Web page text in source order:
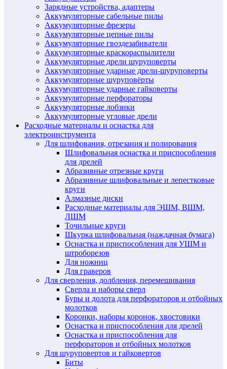
Зарядные устройства, адаптеры
Аккумуляторные сабельные пилы
Аккумуляторные фрезеры
Аккумуляторные цепные пилы
Аккумуляторные гвоздезабиватели
Аккумуляторные краскораспылители
Аккумуляторные дрели шуруповерты
Аккумуляторные ударные дрели-шуруповерты
Аккумуляторные шуруповёрты
Аккумуляторные ударные гайковерты
Аккумуляторные перфораторы
Аккумуляторные лобзики
Аккумуляторные угловые дрели
Расходные материалы и оснастка для
электроинструмента
Для шлифования, отрезания и полирования
Шлифовальная оснастка и приспособления
для дрелей
Абразивные отрезные круги
Абразивные шлифовальные и лепестковые
круги
Алмазные диски
Расходные материалы для ЭШМ, ВШМ,
ЛШМ
Точильные круги
Шкурка шлифовальная (наждачная бумага)
Оснастка и приспособления для УШМ и
штроборезов
Для ножниц
Для граверов
Для сверления, долбления, перемешивания
Сверла и наборы сверл
Буры и долота для перфораторов и отбойных
молотков
Коронки, наборы коронок, хвостовики
Оснастка и приспособления для дрелей
Оснастка и приспособления для
перфораторов и отбойных молотков
Для шуруповертов и гайковертов
Биты